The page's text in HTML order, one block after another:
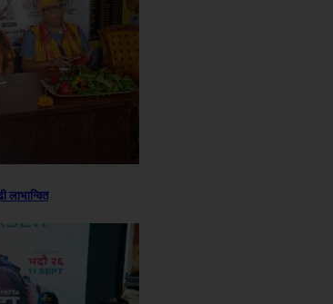
लाभान्वित